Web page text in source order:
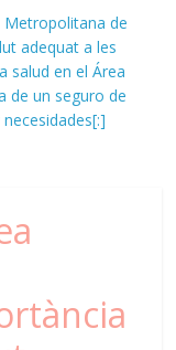
Metropolitana de
adequat a les
salud en el Área
de un seguro de